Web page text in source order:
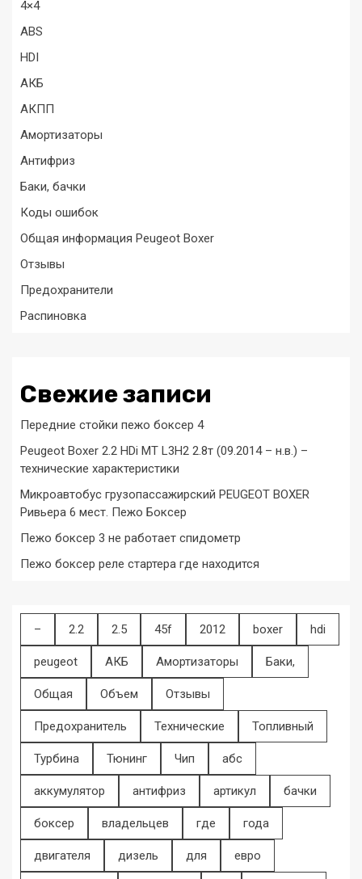
4×4
ABS
HDI
АКБ
АКПП
Амортизаторы
Антифриз
Баки, бачки
Коды ошибок
Общая информация Peugeot Boxer
Отзывы
Предохранители
Распиновка
Свежие записи
Передние стойки пежо боксер 4
Peugeot Boxer 2.2 HDi MT L3H2 2.8т (09.2014 – н.в.) –
технические характеристики
Микроавтобус грузопассажирский PEUGEOT BOXER
Ривьера 6 мест. Пежо Боксер
Пежо боксер 3 не работает спидометр
Пежо боксер реле стартера где находится
– 2.2 2.5 45f 2012 boxer hdi
peugeot АКБ Амортизаторы Баки,
Общая Объем Отзывы
Предохранитель Технические Топливный
Турбина Тюнинг Чип абс
аккумулятор антифриз артикул бачки
боксер владельцев где года
двигателя дизель для евро